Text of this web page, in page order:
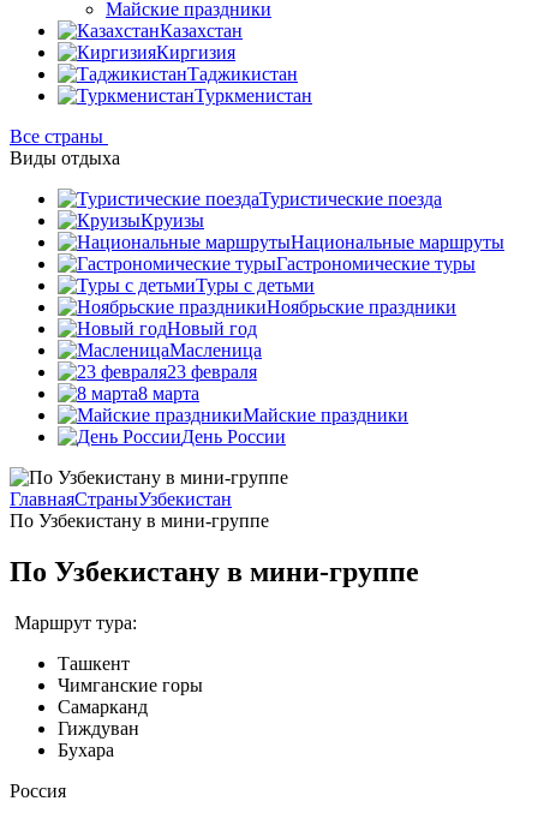
Майские праздники
Казахстан
Киргизия
Таджикистан
Туркменистан
Все страны
Виды отдыха
Туристические поезда
Круизы
Национальные маршруты
Гастрономические туры
Туры с детьми
Ноябрьские праздники
Новый год
Масленица
23 февраля
8 марта
Майские праздники
День России
ГлавнаяСтраныУзбекистан
По Узбекистану в мини-группе
По Узбекистану в мини-группе
Маршрут тура:
Ташкент
Чимганские горы
Самарканд
Гиждуван
Бухара
Россия